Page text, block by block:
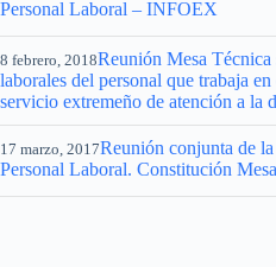
Personal Laboral – INFOEX
8 febrero, 2018Reunión Mesa
laborales del personal que trabaja
servicio extremeño de atención a la
17 marzo, 2017Reunión conjunta de
Personal Laboral. Constitución